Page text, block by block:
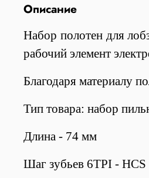
Описание
Набор полотен для
рабочий элемент
Благодаря материалу
Тип товара: набор
Длина - 74 мм
Шаг зубьев 6TPI - HCS